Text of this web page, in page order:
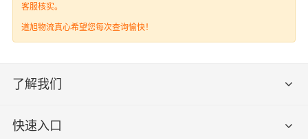
客服核实。
道旭物流真心希望您每次查询愉快！
了解我们
快速入口